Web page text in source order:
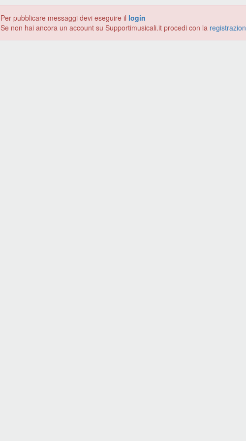
Per pubblicare messaggi devi eseguire il login
Se non hai ancora un account su Supportimusicali.it procedi con la